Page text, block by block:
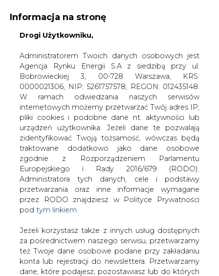
KONTAKT:
WYDAWCA PORTALU:
WYSOKI KONTRAST WIELKOŚĆ TEKSTU A A
ZALOGUJ SIĘ
WŁĄCZ CIRE.TV
Informacja na stronę
Drogi Użytkowniku,
Administratorem Twoich danych osobowych jest
Agencja Rynku Energii S.A z siedzibą przy ul.
Bobrowieckiej 3, 00-728 Warszawa, KRS:
0000021306, NIP: 5261757578, REGON: 012435148.
W ramach odwiedzania naszych serwisów
internetowych możemy przetwarzać Twój adres IP,
pliki cookies i podobne dane nt. aktywności lub
urządzeń użytkownika. Jeżeli dane te pozwalają
zidentyfikować Twoją tożsamość, wówczas będą
traktowane dodatkowo jako dane osobowe
zgodnie z Rozporządzeniem Parlamentu
Europejskiego i Rady 2016/679 (RODO).
Administratora tych danych, cele i podstawy
przetwarzania oraz inne informacje wymagane
przez RODO znajdziesz w Polityce Prywatności
pod tym linkiem.
Jeżeli korzystasz także z innych usług dostępnych
za pośrednictwem naszego serwisu, przetwarzamy
też Twoje dane osobowe podane przy zakładaniu
konta lub rejestracji do newslettera. Przetwarzamy
dane, które podajesz, pozostawiasz lub do których
Strona główna
SERWIS INFORMACYJNY CIRE